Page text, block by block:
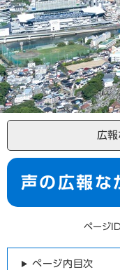
広
本
声の広報な
ページ
ページ内目次